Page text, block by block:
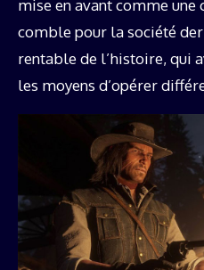
mise en avant comme une
comble pour la société
rentable de l’histoire, qui
les moyens d’opérer